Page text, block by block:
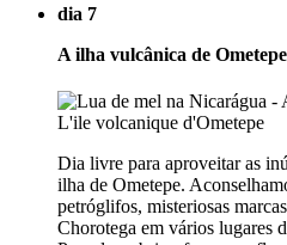
dia 7
A ilha vulcânica de Ometepe
Dia livre para aproveitar as
ilha de Ometepe.
petróglifos, misteriosas
Chorotega em vários lugares